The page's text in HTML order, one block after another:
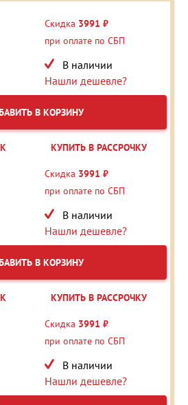
Скидка 3991 ₽
при оплате по СБП
В наличии
Нашли дешевле?
В КОРЗИНУ
КУПИТЬ В РАССРОЧКУ
Скидка 3991 ₽
при оплате по СБП
В наличии
Нашли дешевле?
В КОРЗИНУ
КУПИТЬ В РАССРОЧКУ
Скидка 3991 ₽
при оплате по СБП
В наличии
Нашли дешевле?